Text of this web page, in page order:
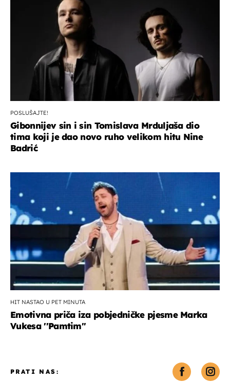
POSLUŠAJTE!
Gibonnijev sin i sin Tomislava Mrduljaša dio
tima koji je dao novo ruho velikom hitu Nine
Badrić
HIT NASTAO U PET MINUTA
Emotivna priča iza pobjedničke pjesme Marka
Vukesa ''Pamtim''
PRATI NAS: